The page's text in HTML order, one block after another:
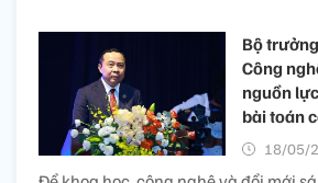
Bộ
Công
nguồn
bài toán
18/05/